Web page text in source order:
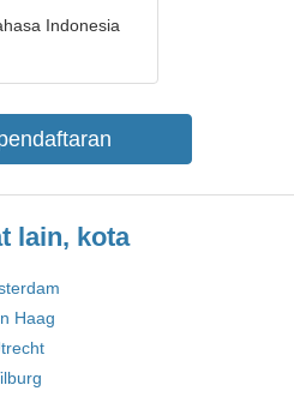
Indonesia
lain, kota
Haag